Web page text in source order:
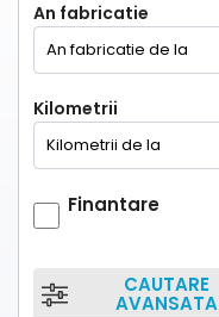
An fabricatie
Kilometrii
Finantare
CAUTARE
AVANSATA